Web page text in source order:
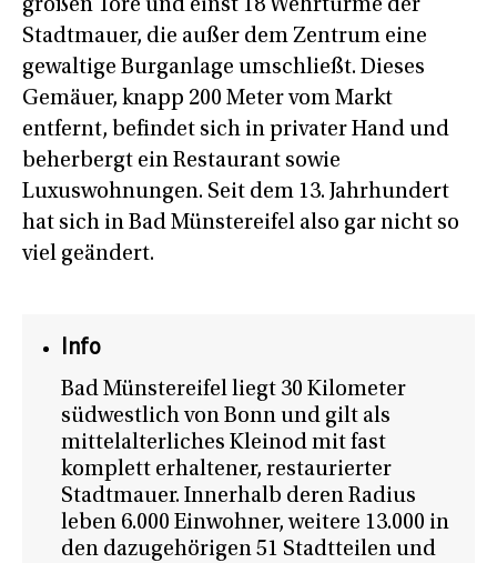
großen Tore und einst 18 Wehrtürme der
Stadtmauer, die außer dem Zentrum eine
gewaltige Burganlage umschließt. Dieses
Gemäuer, knapp 200 Meter vom Markt
entfernt, befindet sich in privater Hand und
beherbergt ein Restaurant sowie
Luxuswohnungen. Seit dem 13. Jahrhundert
hat sich in Bad Münstereifel also gar nicht so
viel geändert.
Info
Bad Münstereifel liegt 30 Kilometer
südwestlich von Bonn und gilt als
mittelalterliches Kleinod mit fast
komplett erhaltener, restaurierter
Stadtmauer. Innerhalb deren Radius
leben 6.000 Einwohner, weitere 13.000 in
den dazugehörigen 51 Stadtteilen und